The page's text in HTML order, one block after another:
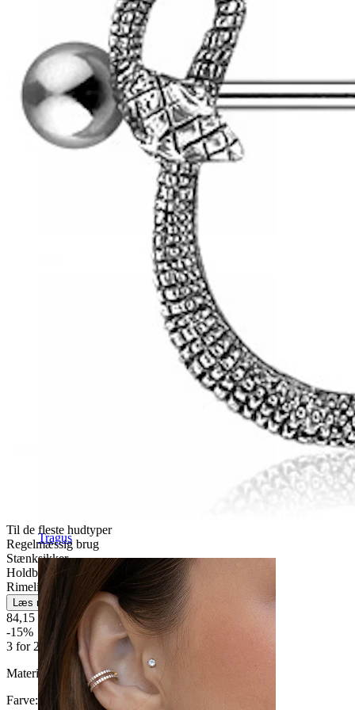
Tragus
Til de fleste hudtyper
Regelmæssig brug
Stænksikker
Holdbar
Rimelig nemt
Læs mere
84,15 kr
99,00 kr
-15%
3 for 2
Materiale:
Kirurgisk stål
Farve:
Blank